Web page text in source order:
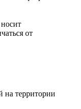
от
на территории